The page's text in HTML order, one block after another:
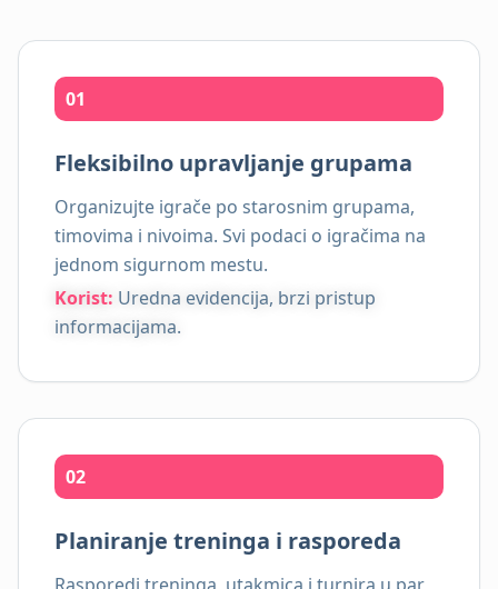
01
Fleksibilno upravljanje grupama
Organizujte igrače po starosnim grupama,
timovima i nivoima. Svi podaci o igračima na
jednom sigurnom mestu.
Korist: Uredna evidencija, brzi pristup
informacijama.
02
Planiranje treninga i rasporeda